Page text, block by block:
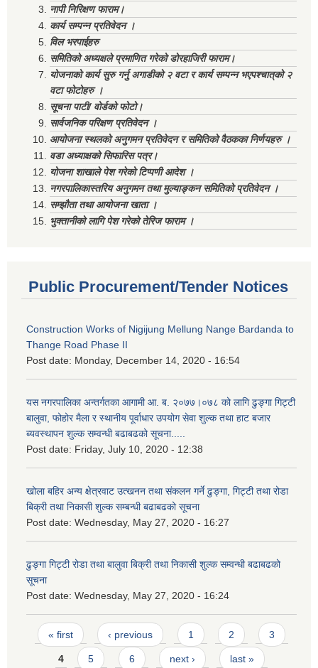
नापी निरिक्षण फाराम।
कार्य सम्पन्न प्रतिवेदन ।
विल भरपाईहरु
समितिको अध्यक्षले प्रमाणित गरेको डोरहाजिरी फाराम।
योजनाको कार्य सुरु गर्नु अगाडीको २ वटा र कार्य सम्पन्न भएपश्चात्‌को २
वटा फोटोहरु ।
सूचना पाटी/ वोर्डको फोटो।
सार्वजनिक परिक्षण प्रतिवेदन ।
आयोजना स्थलको अनुगमन प्रतिवेदन र समितिको वैठकका निर्णयहरु ।
वडा अध्याक्षको सिफारिस पत्र।
योजना शाखाले पेश गरेको टिप्पणी आदेश ।
नगरपालिकास्तरिय अनुगमन तथा मुल्याङ्कन समितिको प्रतिवेदन ।
सम्झौता तथा आयोजना खाता ।
भुक्तानीको लागि पेश गरेको तेरिज फाराम ।
Public Procurement/Tender Notices
Construction Works of Nigijung Mellung Nange Bardanda to
Thange Road Phase II
Post date: Monday, December 14, 2020 - 16:54
यस नगरपालिका अन्तर्गतका आगामी आ. ब. २०७७।०७८ को लागि ढुङ्गा गिट्टी
बालुवा, फोहोर मैला र स्थानीय पूर्वाधार उपयोग सेवा शुल्क तथा हाट बजार
ब्यवस्थापन शुल्क सम्वन्धी बढाबढको सूचना.....
Post date: Friday, July 10, 2020 - 12:38
खोला बहिर अन्य क्षेत्रवाट उत्खनन तथा संकलन गर्ने ढुङ्गा, गिट्टी तथा रोडा
बिक्री तथा निकासी शुल्क सम्बन्धी बढाबढको सूचना
Post date: Wednesday, May 27, 2020 - 16:27
ढुङ्गा गिट्टी रोडा तथा बालुवा बिक्री तथा निकासी शुल्क सम्वन्धी बढाबढको
सूचना
Post date: Wednesday, May 27, 2020 - 16:24
Pages
« first ‹ previous 1 2 3
4 5 6 next › last »